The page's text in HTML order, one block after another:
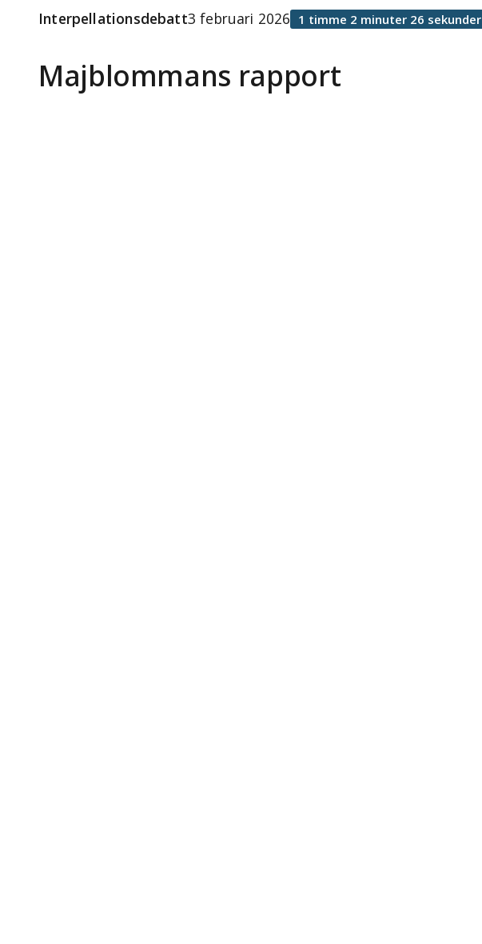
Majblommans rapport
Interpellationsdebatt3 februari 2026 1 timme 2 minuter 26 sekunder